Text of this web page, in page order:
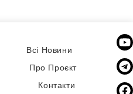
Всі Новини
Про Проєкт
Контакти